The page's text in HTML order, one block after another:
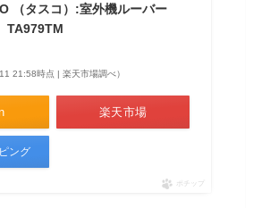
（タスコ）:室外機ルーバー
TA979TM
21:58時点 | 楽天市場調べ）
楽天市場
ング
ポチップ